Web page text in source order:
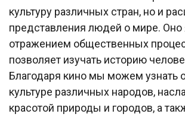
культуру различных стран, но и
представления людей о мире. Оно
отражением общественных
позволяет изучать историю
Благодаря кино мы можем узнать
культуре различных народов,
красотой природы и городов, а